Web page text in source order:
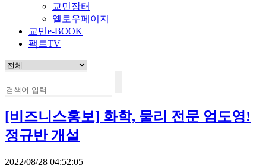
교민장터
옐로우페이지
교민e-BOOK
팩트TV
[비즈니스홍보] 화학, 물리 전문 엄도영!
정규반 개설
2022/08/28 04:52:05